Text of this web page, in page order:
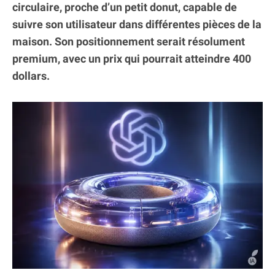
circulaire, proche d’un petit donut, capable de
suivre son utilisateur dans différentes pièces de la
maison. Son positionnement serait résolument
premium, avec un prix qui pourrait atteindre 400
dollars.